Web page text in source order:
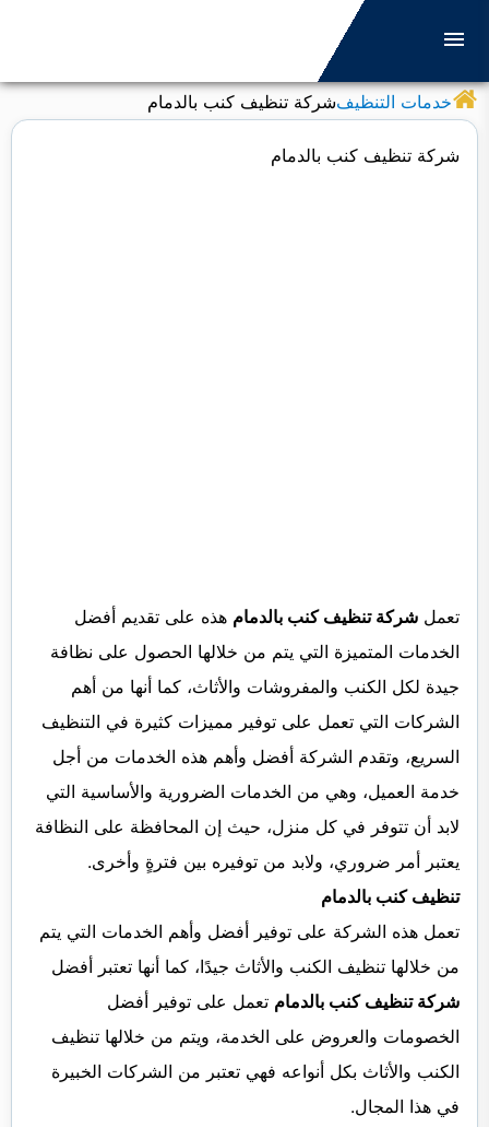
المحتوى
البحث
عن:
ابحث خدمات التنظيفشركة تنظيف كنب بالدمام
شركة تنظيف كنب بالدمام
تعمل شركة تنظيف كنب بالدمام هذه على تقديم أفضل
الخدمات المتميزة التي يتم من خلالها الحصول على نظافة
جيدة لكل الكنب والمفروشات والأثاث، كما أنها من أهم
الشركات التي تعمل على توفير مميزات كثيرة في التنظيف
السريع، وتقدم الشركة أفضل وأهم هذه الخدمات من أجل
خدمة العميل، وهي من الخدمات الضرورية والأساسية التي
لابد أن تتوفر في كل منزل، حيث إن المحافظة على النظافة
يعتبر أمر ضروري، ولابد من توفيره بين فترةٍ وأخرى.
تنظيف كنب بالدمام
تعمل هذه الشركة على توفير أفضل وأهم الخدمات التي يتم
من خلالها تنظيف الكنب والأثاث جيدًا، كما أنها تعتبر أفضل
شركة تنظيف كنب بالدمام تعمل على توفير أفضل
الخصومات والعروض على الخدمة، ويتم من خلالها تنظيف
الكنب والأثاث بكل أنواعه فهي تعتبر من الشركات الخبيرة
في هذا المجال.